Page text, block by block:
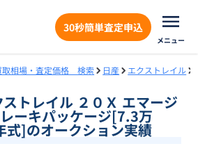
30秒簡単査定申込
メニュー
取相場・査定価格 検索 日産 エクストレイル
トレイル ２０Ｘ エマージ
ーキパッケージ[7.3万
]のオークション実績